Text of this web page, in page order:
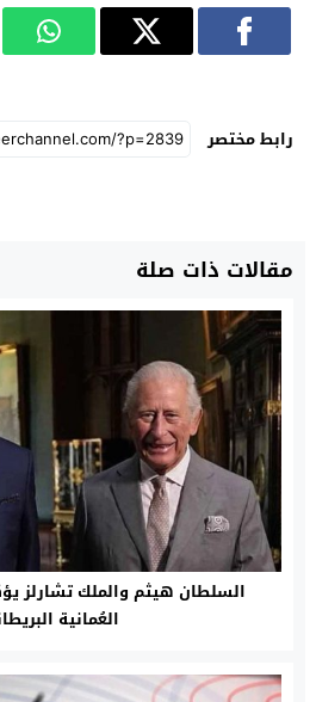
رابط مختصر
مقالات ذات صلة
السلطان هيثم والملك تشارلز
العُمانية